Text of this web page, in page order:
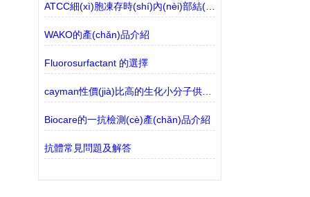
ATCC細(xì)胞凍存時(shí)內(nèi)部結(jié)冰會(huì)影響細(xì)胞活性嗎
WAKO的產(chǎn)品介紹
Fluorosurfactant 的選擇
cayman性價(jià)比高的生化小分子供應(yīng)商
Biocare的一抗檢測(cè)產(chǎn)品介紹
抗體常見問題及解答